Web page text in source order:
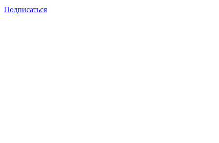
Подписаться